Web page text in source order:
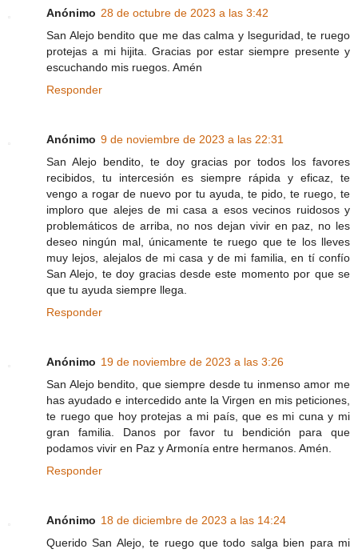
Anónimo 28 de octubre de 2023 a las 3:42
San Alejo bendito que me das calma y lseguridad, te ruego
protejas a mi hijita. Gracias por estar siempre presente y
escuchando mis ruegos. Amén
Responder
Anónimo 9 de noviembre de 2023 a las 22:31
San Alejo bendito, te doy gracias por todos los favores
recibidos, tu intercesión es siempre rápida y eficaz, te
vengo a rogar de nuevo por tu ayuda, te pido, te ruego, te
imploro que alejes de mi casa a esos vecinos ruidosos y
problemáticos de arriba, no nos dejan vivir en paz, no les
deseo ningún mal, únicamente te ruego que te los lleves
muy lejos, alejalos de mi casa y de mi familia, en tí confío
San Alejo, te doy gracias desde este momento por que se
que tu ayuda siempre llega.
Responder
Anónimo 19 de noviembre de 2023 a las 3:26
San Alejo bendito, que siempre desde tu inmenso amor me
has ayudado e intercedido ante la Virgen en mis peticiones,
te ruego que hoy protejas a mi país, que es mi cuna y mi
gran familia. Danos por favor tu bendición para que
podamos vivir en Paz y Armonía entre hermanos. Amén.
Responder
Anónimo 18 de diciembre de 2023 a las 14:24
Querido San Alejo, te ruego que todo salga bien para mi